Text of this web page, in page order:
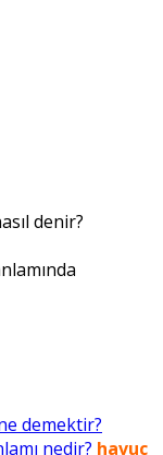
denir?
demektir?
nedir? havuç